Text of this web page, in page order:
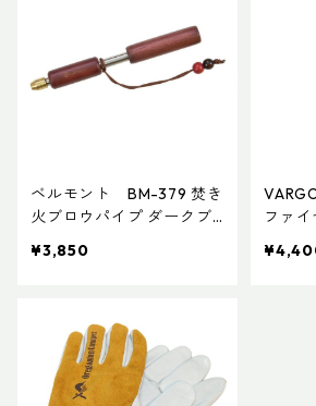
ベルモント BM-379 焚き
火ブロウパイプ ダークブ
¥3,850
ファ